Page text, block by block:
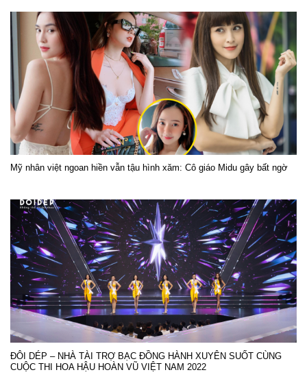
Mỹ nhân việt ngoan hiền vẫn tậu hình xăm: Cô giáo Midu gây bất ngờ
ĐÔI DÉP – NHÀ TÀI TRỢ BẠC ĐỒNG HÀNH XUYÊN SUỐT CÙNG
CUỘC THI HOA HẬU HOÀN VŨ VIỆT NAM 2022